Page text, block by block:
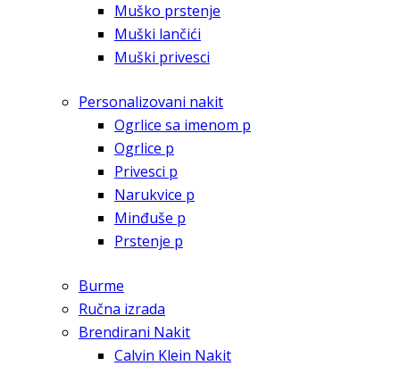
Muško prstenje
Muški lančići
Muški privesci
Personalizovani nakit
Ogrlice sa imenom p
Ogrlice p
Privesci p
Narukvice p
Minđuše p
Prstenje p
Burme
Ručna izrada
Brendirani Nakit
Calvin Klein Nakit